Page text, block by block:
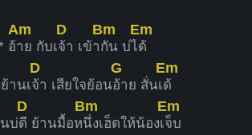
อ้
Am
าย กับเ
D
จ้า เข้า
Bm
กัน บ่ไ
Em
ด้
านเ
D
จ้า เสียใจย้อน
G
อ้าย สั่นเ
Em
ด้
บ่
D
ดี ย้านมื้อห
Bm
นึ่งเฮ็ดให้น้องเ
Em
จ็บ